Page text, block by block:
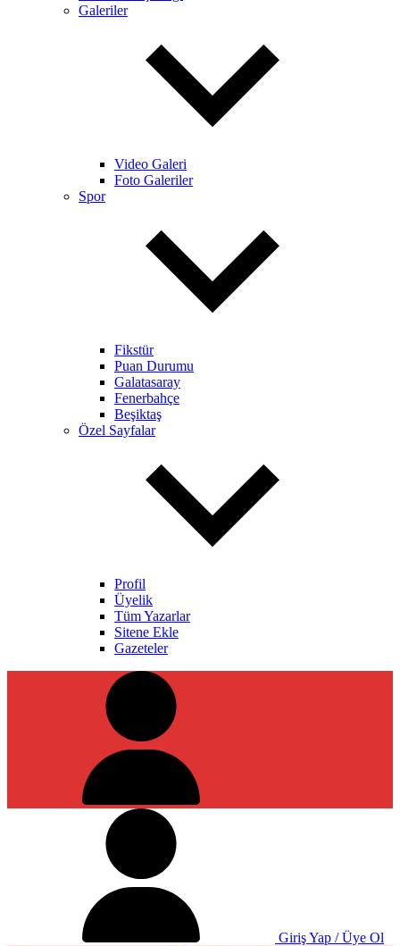
Galeriler
Video Galeri
Foto Galeriler
Spor
Fikstür
Puan Durumu
Galatasaray
Fenerbahçe
Beşiktaş
Özel Sayfalar
Profil
Üyelik
Tüm Yazarlar
Sitene Ekle
Gazeteler
Giriş Yap / Üye Ol